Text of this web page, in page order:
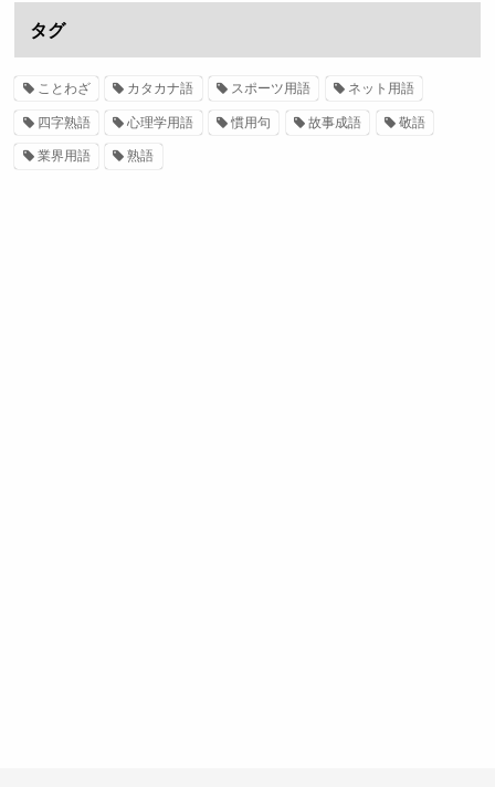
タグ
ことわざ カタカナ語 スポーツ用語 ネット用語
四字熟語 心理学用語 慣用句 故事成語 敬語
業界用語 熟語